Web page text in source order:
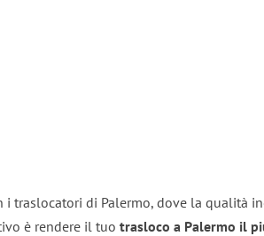
i traslocatori di Palermo, dove la qualità
è rendere il tuo trasloco a Palermo il